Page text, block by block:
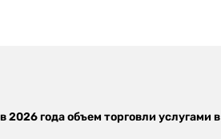
года объем торговли услугами в